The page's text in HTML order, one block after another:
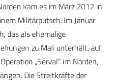
kam es im März 2012 in
Militärputsch. Im Januar
das als ehemalige
zu Mali unterhält, auf
„Serval“ im Norden,
Die Streitkräfte der